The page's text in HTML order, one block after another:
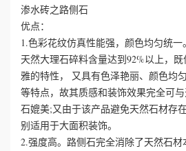
荣
誉
资
渗水砖之路侧石
优点：
1.色彩花纹仿真性能强，颜色均匀统
天然大理石碎料含量达到92%以上，
雅的特性， 又具有色泽艳丽、颜色均
等特点，故其质感和装饰效果完全可
石媲美;又由于该产品避免天然石材存
别适用于大面积装饰。
2.强度高。路侧石完全消除了天然石